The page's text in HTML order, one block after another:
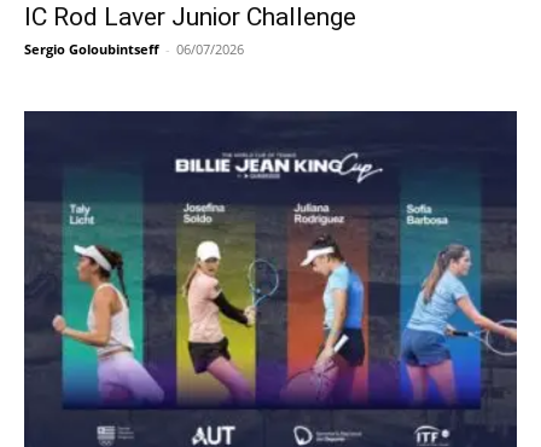
IC Rod Laver Junior Challenge
Sergio Goloubintseff - 06/07/2026